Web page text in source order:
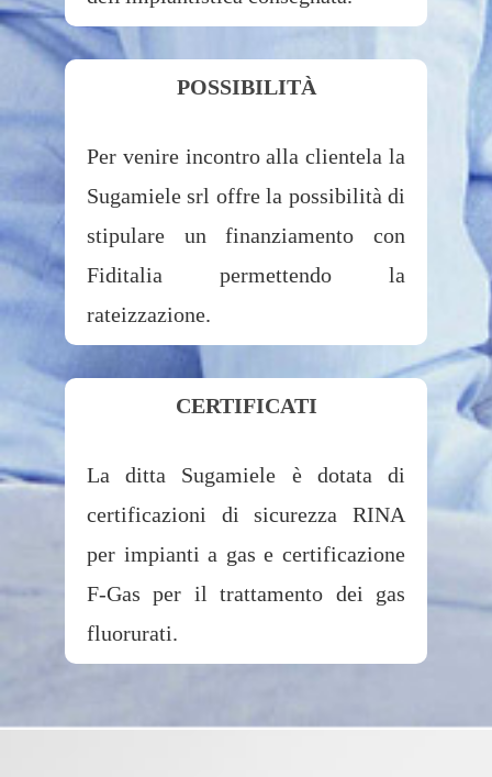
POSSIBILITÀ
Per venire incontro alla clientela la
Sugamiele srl offre la possibilità di
stipulare un finanziamento con
Fiditalia permettendo la
rateizzazione.
CERTIFICATI
La ditta Sugamiele è dotata di
certificazioni di sicurezza RINA
per impianti a gas e certificazione
F-Gas per il trattamento dei gas
fluorurati.